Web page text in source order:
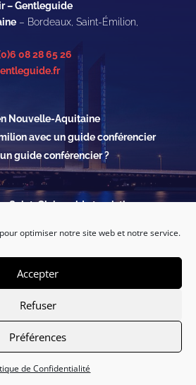
optimiser notre site web et notre service.
Accepter
Refuser
Préférences
de Confidentialité
– Gentleguide
– Bordeaux, Saint-Émilion,
08 28 65 26
Nouvelle-Aquitaine
avec un guide conférencier
guide conférencier ?
Saint-Clair, guide touristique
& Cookies
Français